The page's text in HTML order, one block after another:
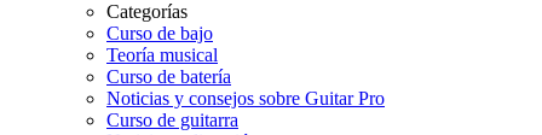
Categorías
Curso de bajo
Teoría musical
Curso de batería
Noticias y consejos sobre Guitar Pro
Curso de guitarra